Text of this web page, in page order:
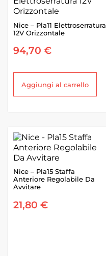
Nice – Pla11 Elettroserratura
12V Orizzontale
94,70 €
Aggiungi al carrello
Nice – Pla15 Staffa
Anteriore Regolabile Da
Avvitare
21,80 €